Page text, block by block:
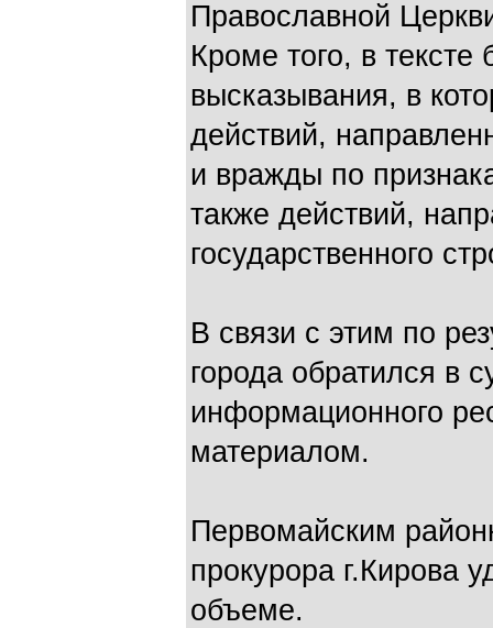
Православной
Кроме того, в
высказывания, в
действий,
и вражды по
также действий,
государственного
В связи с этим по
города обратился в
информационного
материалом.
Первомайским
прокурора г.Кирова
объеме.